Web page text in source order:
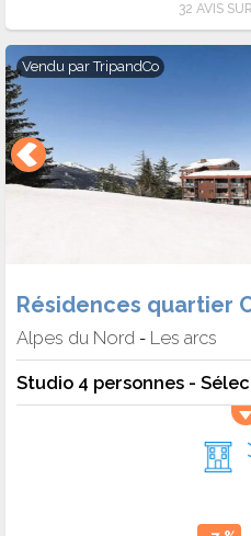
32 AVIS
Vendu parTripandCo
Résidences quartier
Alpes du Nord - Les arcs